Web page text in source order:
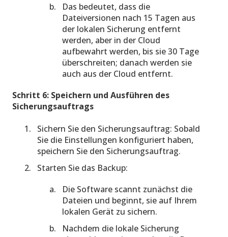
Das bedeutet, dass die
Dateiversionen nach 15 Tagen aus
der lokalen Sicherung entfernt
werden, aber in der Cloud
aufbewahrt werden, bis sie 30 Tage
überschreiten; danach werden sie
auch aus der Cloud entfernt.
Schritt 6: Speichern und Ausführen des
Sicherungsauftrags
Sichern Sie den Sicherungsauftrag: Sobald
Sie die Einstellungen konfiguriert haben,
speichern Sie den Sicherungsauftrag.
Starten Sie das Backup:
Die Software scannt zunächst die
Dateien und beginnt, sie auf Ihrem
lokalen Gerät zu sichern.
Nachdem die lokale Sicherung